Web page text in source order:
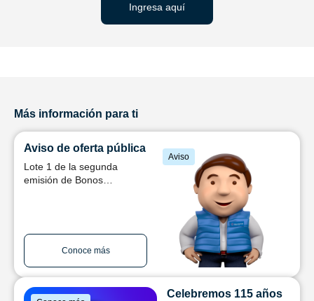
Ingresa aquí
Más información para ti
Aviso
Aviso de oferta pública
Lote 1 de la segunda
emisión de Bonos
Conoce más
Celebremos 115 años